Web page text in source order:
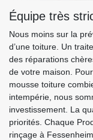
Équipe très
Nous moins sur la
d’une toiture. Un
des réparations
de votre maison.
mousse toiture
intempérie, nous
investissement. La
priorités. Chaque
rinçage à